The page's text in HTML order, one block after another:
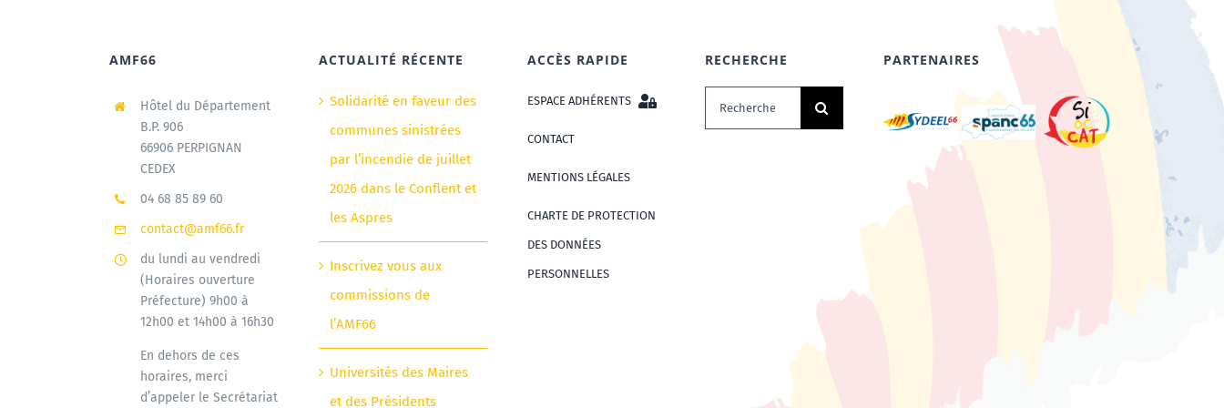
AMF66
Hôtel du Département
B.P. 906
66906 PERPIGNAN
CEDEX
04 68 85 89 60
contact@amf66.fr
du lundi au vendredi
(Horaires ouverture
Préfecture) 9h00 à
12h00 et 14h00 à 16h30
En dehors de ces
horaires, merci
d’appeler le Secrétariat
ACTUALITÉ RÉCENTE
Solidarité en faveur des
communes sinistrées
par l’incendie de juillet
2026 dans le Conflent et
les Aspres
Inscrivez vous aux
commissions de
l’AMF66
Universités des Maires
et des Présidents
ACCÈS RAPIDE
ESPACE ADHÉRENTS
CONTACT
MENTIONS LÉGALES
CHARTE DE PROTECTION
DES DONNÉES
PERSONNELLES
RECHERCHE
Rechercher:
PARTENAIRES